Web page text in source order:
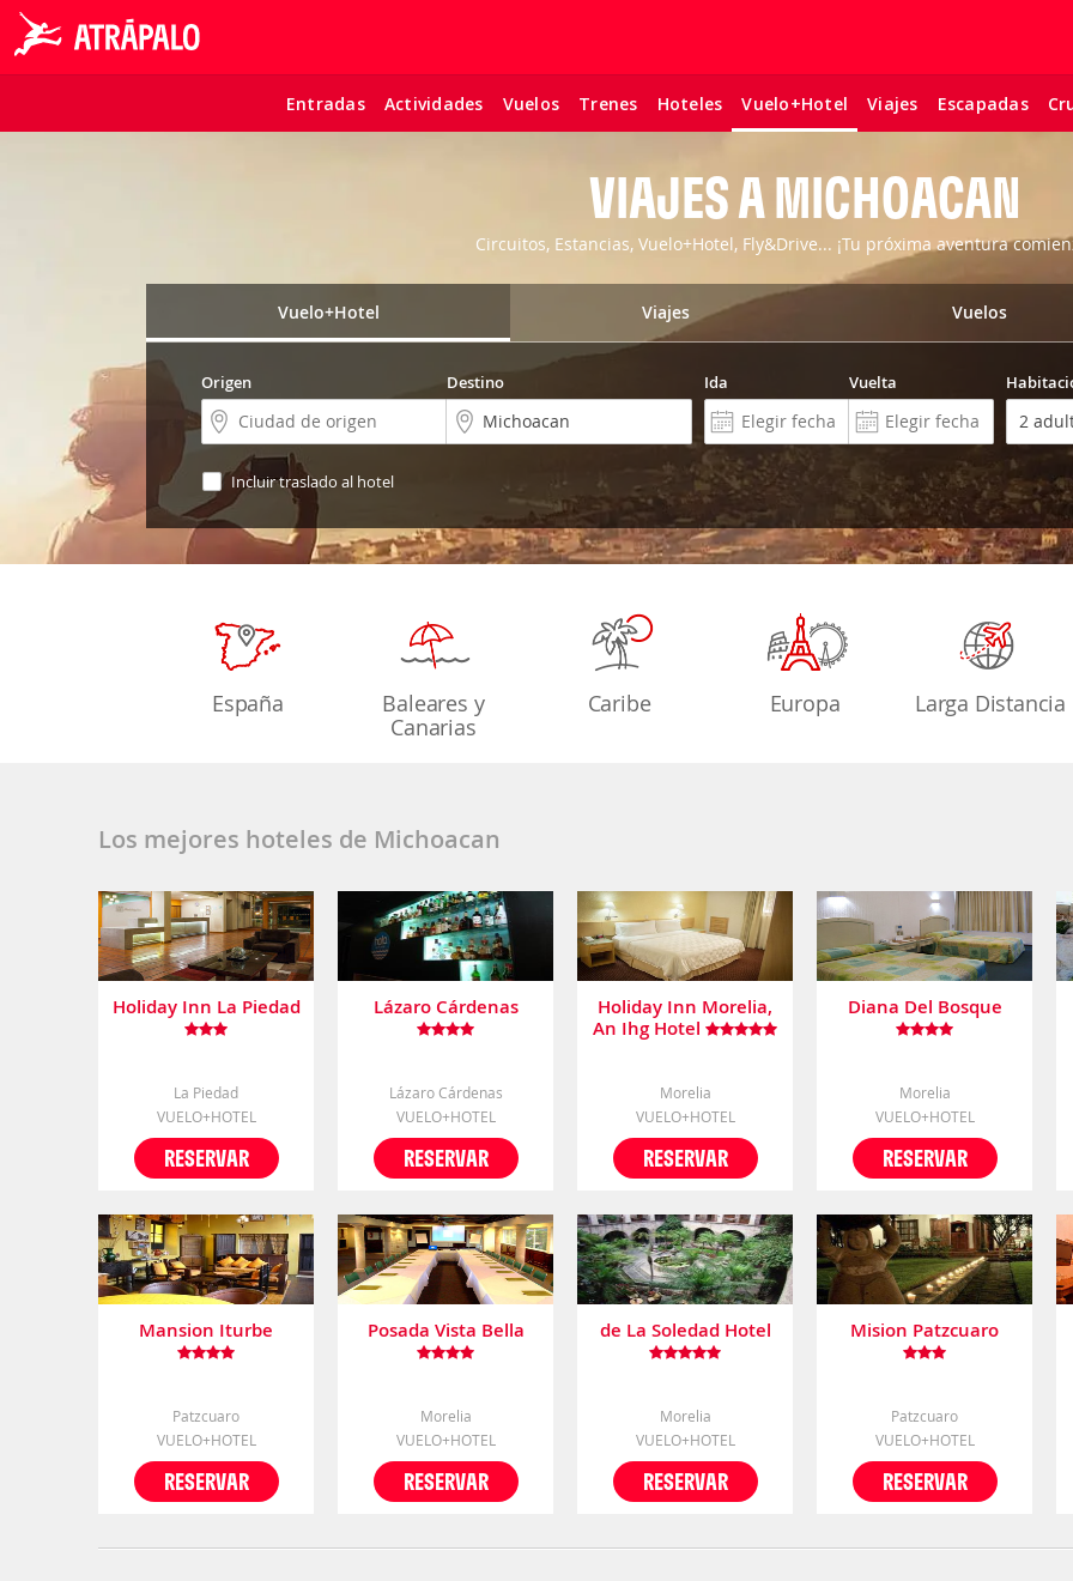
Entradas Actividades Vuelos Trenes Hoteles Vuelo+Hotel Viajes Escapadas
VIAJES A MICHOACAN
Circuitos, Estancias, Vuelo+Hotel, Fly&Drive... ¡Tu próxima aventura
Vuelo+Hotel Viajes Vuelos
Origen Destino Ida Vuelta
Incluir traslado al hotel
España
Baleares y
Canarias
Caribe Europa Larga Distancia
Los mejores hoteles de Michoacan
Holiday Inn La Piedad
La Piedad
VUELO+HOTEL
RESERVAR
Lázaro Cárdenas
Lázaro Cárdenas
VUELO+HOTEL
RESERVAR
Holiday Inn Morelia,
An Ihg Hotel
Morelia
VUELO+HOTEL
RESERVAR
Diana Del Bosque
Morelia
VUELO+HOTEL
RESERVAR
Mansion Iturbe
Patzcuaro
VUELO+HOTEL
RESERVAR
Posada Vista Bella
Morelia
VUELO+HOTEL
RESERVAR
de La Soledad Hotel
Morelia
VUELO+HOTEL
RESERVAR
Mision Patzcuaro
Patzcuaro
VUELO+HOTEL
RESERVAR